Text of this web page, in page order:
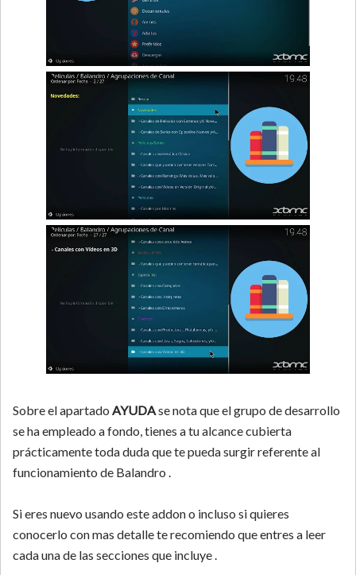
Sobre el apartado AYUDAse nota que el grupo de desarrollo
se ha empleado a fondo, tienes a tu alcance cubierta
prácticamente toda duda que te pueda surgir referente al
funcionamiento de Balandro .
Si eres nuevo usando este addon o incluso si quieres
conocerlo con mas detalle te recomiendo que entres a leer
cada una de las secciones que incluye .